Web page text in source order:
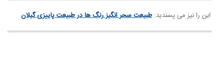
این را نیز می پسندید:طبیعت سحر انگیز رنگ ها در طبیعت پاییزی گیلان